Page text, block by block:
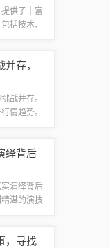
供了丰富
括技术、
的工作...
存，
战并存。
情趋势。
概述：...
绎背后
演绎背后
湛的演技
五月...
，寻找